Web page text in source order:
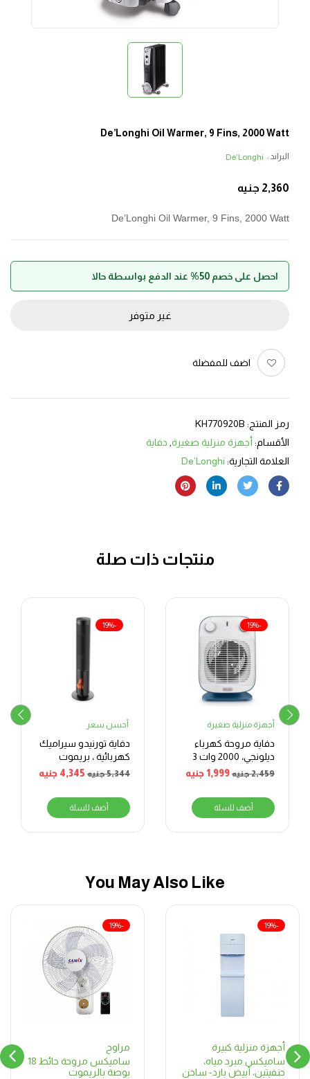
De’Longhi Oil Warmer, 9 Fins, 2000 Watt
البراند : De’Longhi
2,360 جنيه
De’Longhi Oil Warmer, 9 Fins, 2000 Watt
احصل على خصم 50% عند الدفع بواسطة حالا
غير متوفر
اضف للمفضلة
رمز المنتج: KH770920B
الأقسام: أجهزة منزلية صغيرة دفاية
العلامة التجارية: De’Longhi
منتجات ذات صلة
-19%
أجهزة منزلية صغيرة
دفاية مروحة كهرباء
ديلونجي، 2000 وات 3
مراحل، ازرق وابيض
2,459جنيه 1,999جنيه
أضف للسلة
-19%
أحسن سعر
دفاية تورنيدو سيراميك
كهربائية ، بريموت
كنترول، 2000 وات،
5,344جنيه 4,345 جنيه
أضف للسلة
You May Also Like
أجهزة منزلية كبيرة
ساميكس مبرد مياه،
حنفيتين، أبيض بارد- ساخن
-19%
مراوح
ساميكس مروحة حائط 18
بوصة بالريموت
-19%